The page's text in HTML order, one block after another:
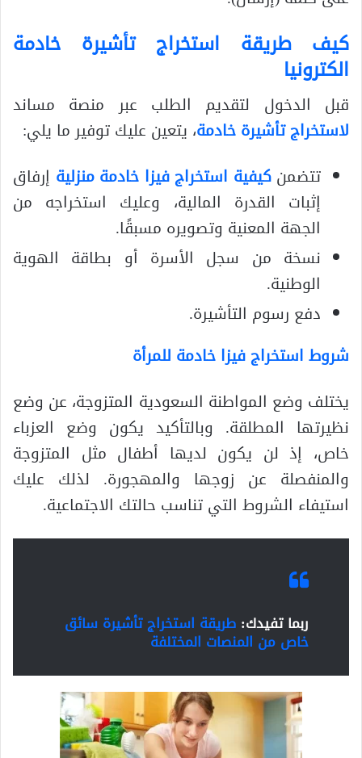
كيف طريقة استخراج تأشيرة خادمة
الكترونيا
قبل الدخول لتقديم الطلب عبر منصة مساند
لاستخراج تأشيرة خادمة، يتعين عليك توفير ما يلي:
تتضمن كيفية استخراج فيزا خادمة منزلية إرفاق
إثبات القدرة المالية، وعليك استخراجه من
الجهة المعنية وتصويره مسبقًا.
نسخة من سجل الأسرة أو بطاقة الهوية
الوطنية.
دفع رسوم التأشيرة.
شروط استخراج فيزا خادمة للمرأة
يختلف وضع المواطنة السعودية المتزوجة، عن وضع
نظيرتها المطلقة. وبالتأكيد يكون وضع العزباء
خاص، إذ لن يكون لديها أطفال مثل المتزوجة
والمنفصلة عن زوجها والمهجورة. لذلك عليك
استيفاء الشروط التي تناسب حالتك الاجتماعية.
ربما تفيدك: طريقة استخراج تأشيرة سائق
خاص من المنصات المختلفة